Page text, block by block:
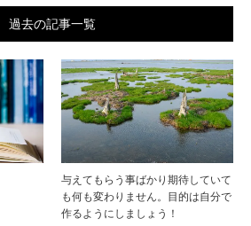
過去の記事一覧
与えてもらう事ばかり期待していて
も何も変わりません。目的は自分で
作るようにしましょう！